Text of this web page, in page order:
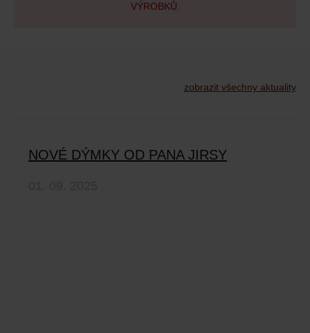
VÝROBKŮ.
zobrazit všechny aktuality
NOVÉ DÝMKY OD PANA JIRSY